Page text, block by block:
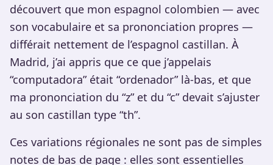
découvert que mon espagnol colombien — avec
son vocabulaire et sa prononciation propres —
différait nettement de l’espagnol castillan. À
Madrid, j’ai appris que ce que j’appelais
“computadora” était “ordenador” là-bas, et que
ma prononciation du “z” et du “c” devait s’ajuster
au son castillan type “th”.
Ces variations régionales ne sont pas de simples
notes de bas de page : elles sont essentielles